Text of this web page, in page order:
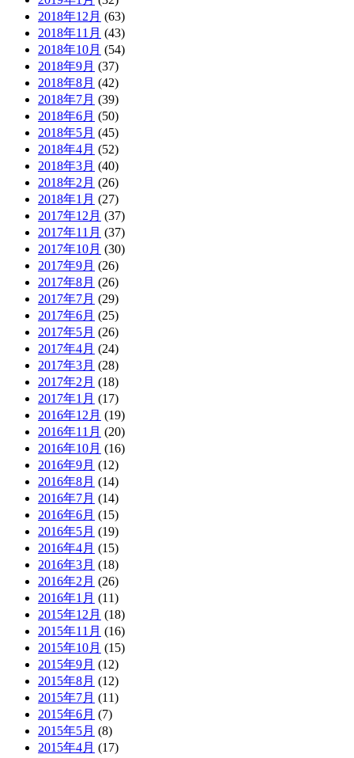
2018年12月 (63)
2018年11月 (43)
2018年10月 (54)
2018年9月 (37)
2018年8月 (42)
2018年7月 (39)
2018年6月 (50)
2018年5月 (45)
2018年4月 (52)
2018年3月 (40)
2018年2月 (26)
2018年1月 (27)
2017年12月 (37)
2017年11月 (37)
2017年10月 (30)
2017年9月 (26)
2017年8月 (26)
2017年7月 (29)
2017年6月 (25)
2017年5月 (26)
2017年4月 (24)
2017年3月 (28)
2017年2月 (18)
2017年1月 (17)
2016年12月 (19)
2016年11月 (20)
2016年10月 (16)
2016年9月 (12)
2016年8月 (14)
2016年7月 (14)
2016年6月 (15)
2016年5月 (19)
2016年4月 (15)
2016年3月 (18)
2016年2月 (26)
2016年1月 (11)
2015年12月 (18)
2015年11月 (16)
2015年10月 (15)
2015年9月 (12)
2015年8月 (12)
2015年7月 (11)
2015年6月 (7)
2015年5月 (8)
2015年4月 (17)